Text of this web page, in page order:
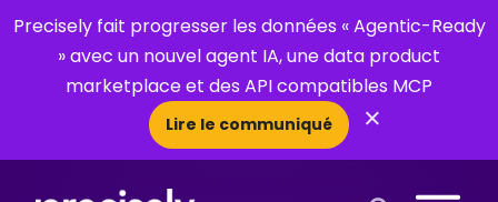
Precisely fait progresser les données « Agentic-Ready
» avec un nouvel agent IA, une data product
marketplace et des API compatibles MCP
Lire le communiqué ×